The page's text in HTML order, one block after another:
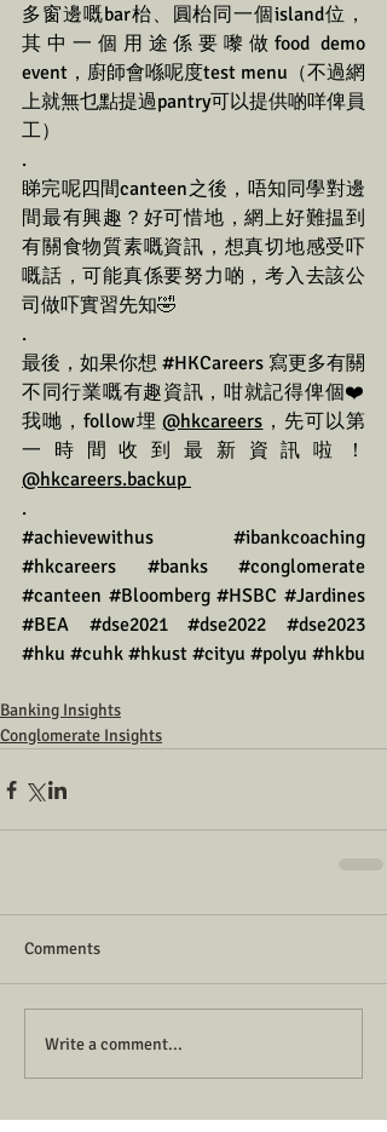
多窗邊嘅bar枱、圓枱同一個island位，
其中一個用途係要嚟做food demo
event，廚師會喺呢度test menu（不過網
上就無乜點提過pantry可以提供啲咩俾員
工）
.
睇完呢四間canteen之後，唔知同學對邊
間最有興趣？好可惜地，網上好難揾到
有關食物質素嘅資訊，想真切地感受吓
嘅話，可能真係要努力啲，考入去該公
司做吓實習先知🤣
.
最後，如果你想 #HKCareers 寫更多有關
不同行業嘅有趣資訊，咁就記得俾個❤️
我哋，follow埋 @hkcareers ，先可以第
一時間收到最新資訊啦！
@hkcareers.backup
.
#achievewithus
#ibankcoaching
#hkcareers
#banks
#conglomerate
#canteen #Bloomberg #HSBC #Jardines
#BEA
#dse2021 #dse2022
#dse2023
#hku #cuhk #hkust #cityu #polyu #hkbu
Banking Insights
Conglomerate Insights
Comments
Write a comment...